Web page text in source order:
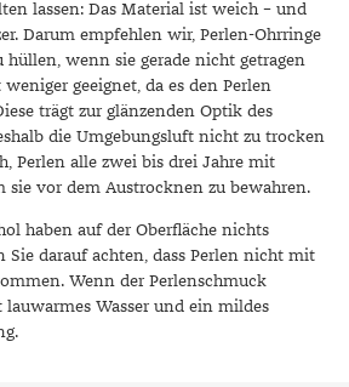
lassen: Das Material ist weich – und
Darum empfehlen wir, Perlen-Ohrringe
hüllen, wenn sie gerade nicht getragen
geeignet, da es den Perlen
trägt zur glänzenden Optik des
die Umgebungsluft nicht zu trocken
Perlen alle zwei bis drei Jahre mit
sie vor dem Austrocknen zu bewahren.
haben auf der Oberfläche nichts
Sie darauf achten, dass Perlen nicht mit
Wenn der Perlenschmuck
Wasser und ein mildes